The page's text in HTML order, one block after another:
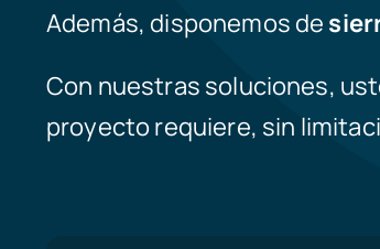
Además, disponemos de
Con nuestras soluciones,
proyecto requiere, sin